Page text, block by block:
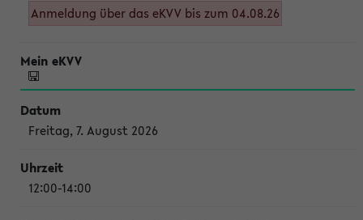
Anmeldung über das eKVV bis zum 04.08.26
Freitag, 7. August 2026
12:00-14:00